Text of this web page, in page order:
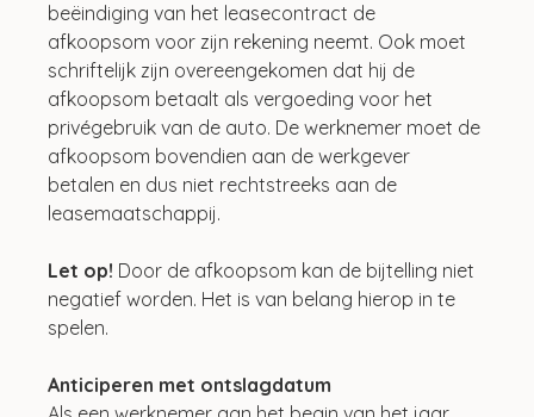
beëindiging van het leasecontract de
afkoopsom voor zijn rekening neemt. Ook moet
schriftelijk zijn overeengekomen dat hij de
afkoopsom betaalt als vergoeding voor het
privégebruik van de auto. De werknemer moet de
afkoopsom bovendien aan de werkgever
betalen en dus niet rechtstreeks aan de
leasemaatschappij.
Let op! Door de afkoopsom kan de bijtelling niet
negatief worden. Het is van belang hierop in te
spelen.
Anticiperen met ontslagdatum